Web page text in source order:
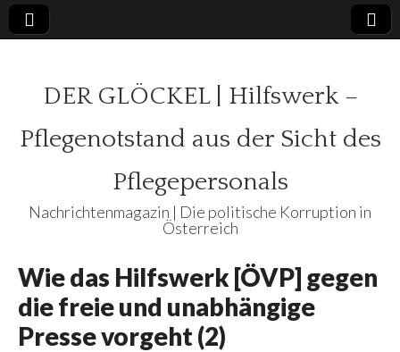
DER GLÖCKEL | Hilfswerk –
Pflegenotstand aus der Sicht des
Pflegepersonals
Nachrichtenmagazin | Die politische Korruption in
Österreich
Wie das Hilfswerk [ÖVP] gegen
die freie und unabhängige
Presse vorgeht (2)